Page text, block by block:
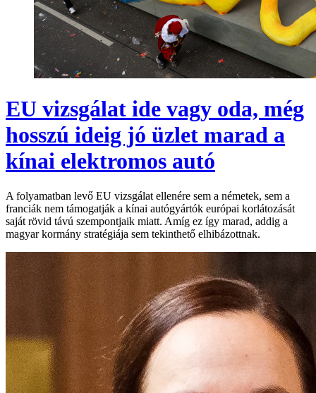
EU vizsgálat ide vagy oda, még
hosszú ideig jó üzlet marad a
kínai elektromos autó
A folyamatban levő EU vizsgálat ellenére sem a németek, sem a
franciák nem támogatják a kínai autógyártók európai korlátozását
saját rövid távú szempontjaik miatt. Amíg ez így marad, addig a
magyar kormány stratégiája sem tekinthető elhibázottnak.